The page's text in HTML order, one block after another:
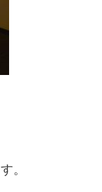
。